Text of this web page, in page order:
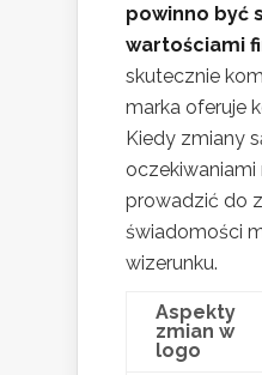
powinno być
wartościami
skutecznie
marka oferuje
Kiedy zmiany
oczekiwaniami
prowadzić do
świadomości
wizerunku.
Aspekty
zmian w
logo